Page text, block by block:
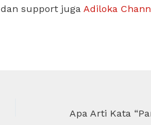
dan support juga Adiloka